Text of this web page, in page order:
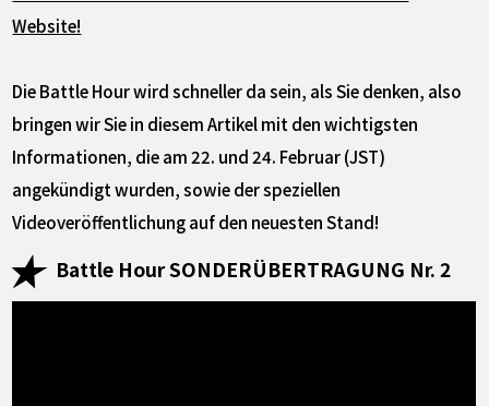
Website!
Die Battle Hour wird schneller da sein, als Sie denken, also
bringen wir Sie in diesem Artikel mit den wichtigsten
Informationen, die am 22. und 24. Februar (JST)
angekündigt wurden, sowie der speziellen
Videoveröffentlichung auf den neuesten Stand!
Battle Hour SONDERÜBERTRAGUNG Nr. 2